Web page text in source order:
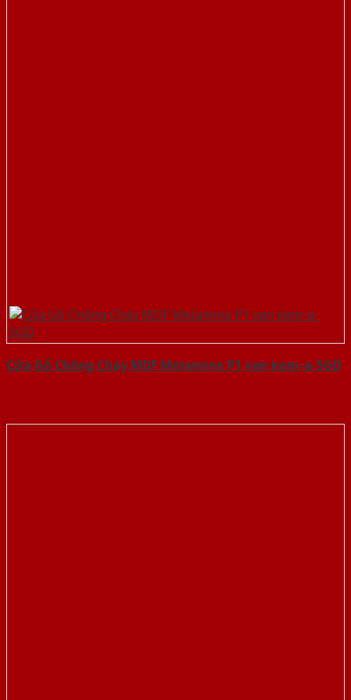
Cửa Gỗ Chống Cháy MDF Melamine P1 van kem-a-SGD